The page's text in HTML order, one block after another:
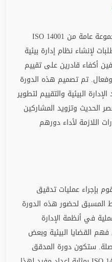
عامة من
لإنشاء نظام إدارة بيئية
أكفاء قادرين على تقييم
وفعال. تم تصميم هذه الدورة
البيئية والتقييم لتطوير
الحديث وتزويد المشاركين
اللازمة لأداء دورهم
بإجراء عمليات تدقيق
المسبق لحضور هذه الدورة
في أنظمة الإدارة
فهم القضايا البيئية وبعض
ستكون دورة المدقق